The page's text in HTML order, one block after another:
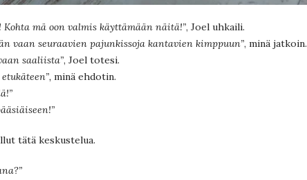
mä oon valmis käyttämään näitä!”, Joel uhkaili.
vaan seuraavien pajunkissoja kantavien kimppuun”, minä jatkoin.
saaliista”, Joel totesi.
minä ehdotin.
tätä keskustelua.